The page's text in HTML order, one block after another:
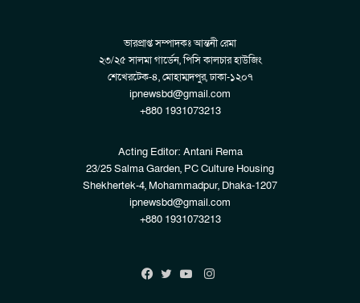
ভারপ্রাপ্ত সম্পাদকঃ আন্তনী রেমা
২৩/২৫ সালমা গার্ডেন, পিসি কালচার হাউজিং
শেখেরটেক-৪, মোহাম্মদপুর, ঢাকা-১২০৭
ipnewsbd@gmail.com
+880 1931073213
Acting Editor: Antani Rema
23/25 Salma Garden, PC Culture Housing
Shekhertek-4, Mohammadpur, Dhaka-1207
ipnewsbd@gmail.com
+880 1931073213
Instagram